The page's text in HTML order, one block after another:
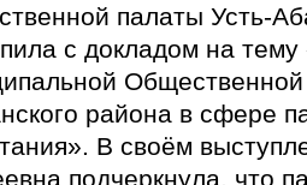
палаты Усть-
с докладом на
района в сфере
В своём
подчеркнула, что